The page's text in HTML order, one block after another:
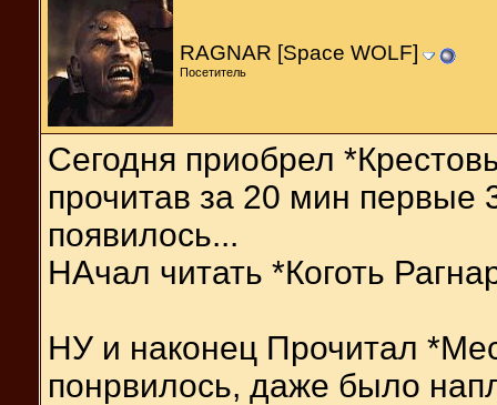
RAGNAR [Space WOLF]
Посетитель
Сегодня приобрел
прочитав за 20 мин первые
появилось...
НАчал читать *Коготь
НУ и наконец Прочитал
понрвилось, даже было